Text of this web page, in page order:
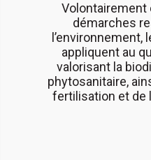
Volontairement
démarches
appliquent au
valorisant la
phytosanitaire,
fertilisation et de